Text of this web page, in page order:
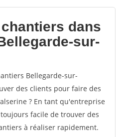
votes
dans
sur-
Bellegarde-sur-
des clients pour faire des
? En tant qu'entreprise
facile de trouver des
à réaliser rapidement.